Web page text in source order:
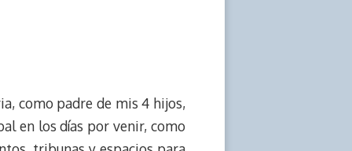
como padre de mis 4 hijos,
en los días por venir, como